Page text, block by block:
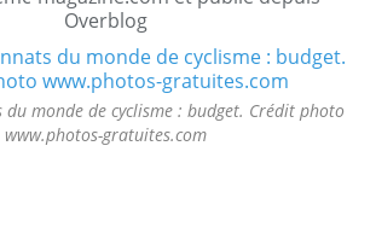
Overblog
du monde de cyclisme : budget. Crédit photo
www.photos-gratuites.com